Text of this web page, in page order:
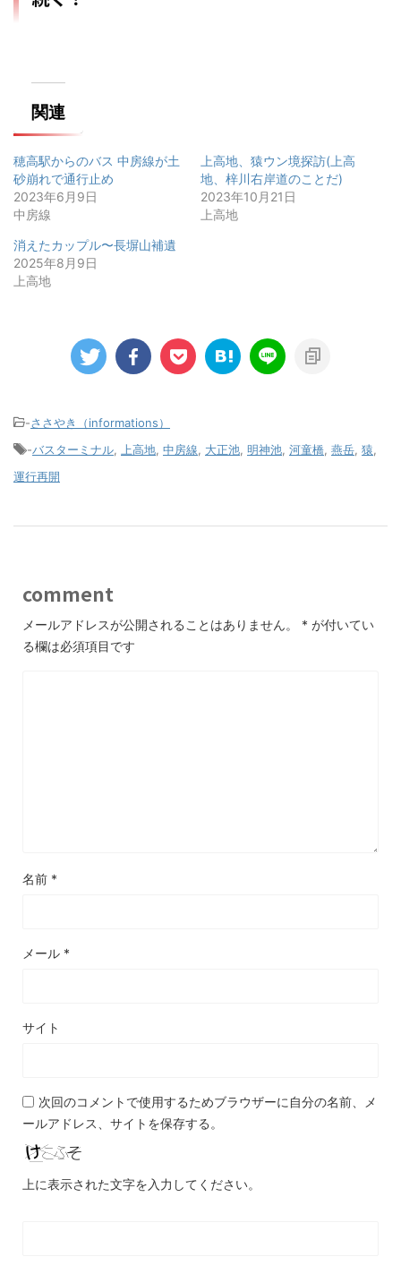
関連
穂高駅からのバス 中房線が土
砂崩れで通行止め
2023年6月9日
中房線
上高地、猿ウン境探訪(上高
地、梓川右岸道のことだ)
2023年10月21日
上高地
消えたカップル〜長塀山補遺
2025年8月9日
上高地
-ささやき（informations）
-バスターミナル, 上高地, 中房線, 大正池, 明神池, 河童橋, 燕岳, 猿,
運行再開
comment
メールアドレスが公開されることはありません。 * が付いてい
る欄は必須項目です
名前 *
メール *
サイト
次回のコメントで使用するためブラウザーに自分の名前、メ
ールアドレス、サイトを保存する。
上に表示された文字を入力してください。